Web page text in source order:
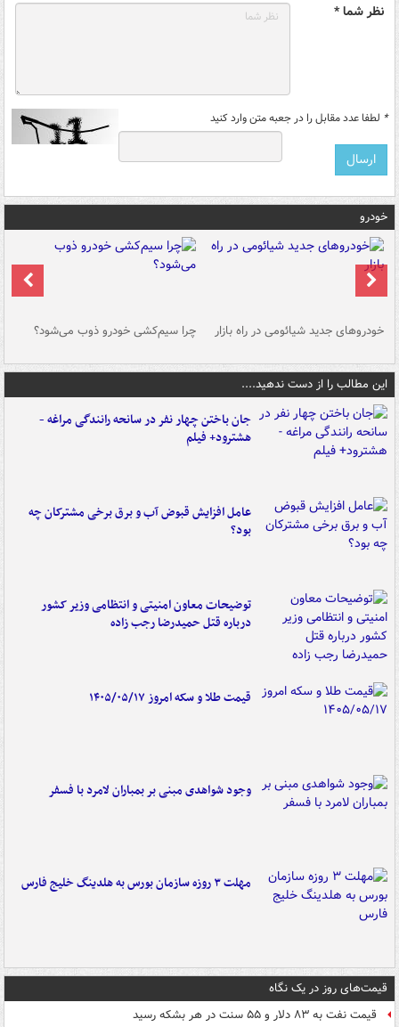
نظر شما *
* لطفا عدد مقابل را در جعبه متن وارد کنید
خودرو
خودروهای جدید شیائومی در راه بازار چرا سیم‌کشی خودرو ذوب می‌شود؟
این مطالب را از دست ندهید....
جان باختن چهار نفر در سانحه رانندگی مراغه -
هشترود+ فیلم
عامل افزایش قبوض آب و برق برخی مشترکان چه
بود؟
توضیحات معاون امنیتی و انتظامی وزیر کشور
درباره قتل حمیدرضا رجب زاده
قیمت طلا و سکه امروز ۱۴۰۵/۰۵/۱۷
وجود شواهدی مبنی بر بمباران لامرد با فسفر
مهلت ۳ روزه سازمان بورس به هلدینگ خلیج فارس
قیمت‌های روز در یک نگاه
قیمت نفت به ۸۳ دلار و ۵۵ سنت در هر بشکه رسید